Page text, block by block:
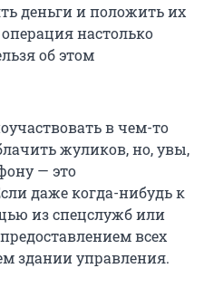
деньги и положить их
настолько
об этом
в чем-то
жуликов, но, увы,
— это
даже когда-нибудь к
из спецслужб или
всех
здании управления.